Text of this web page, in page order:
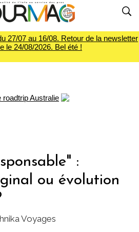
27/07 au 16/08. Retour de la newsletter
le 24/08/2026. Bel été !
:
ou évolution
Voyages